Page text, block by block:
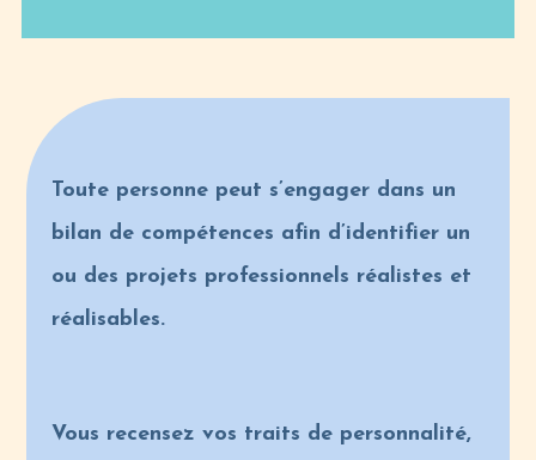
Toute personne peut s’engager dans un
bilan de compétences afin d’identifier un
ou des projets professionnels réalistes et
réalisables.
Vous recensez vos traits de personnalité,